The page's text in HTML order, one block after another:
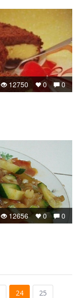
0
0
12750
0
0
12656
24
25